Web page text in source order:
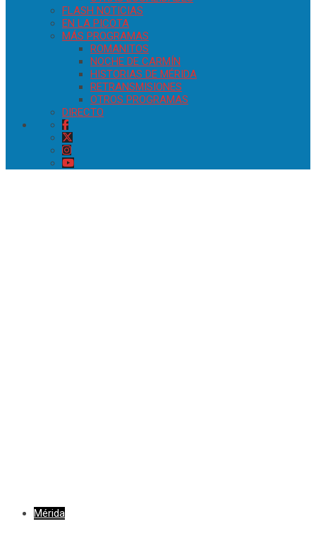
FLASH NOTICIAS
EN LA PICOTA
MÁS PROGRAMAS
ROMANITOS
NOCHE DE CARMÍN
HISTORIAS DE MÉRIDA
RETRANSMISIONES
OTROS PROGRAMAS
DIRECTO
Mérida